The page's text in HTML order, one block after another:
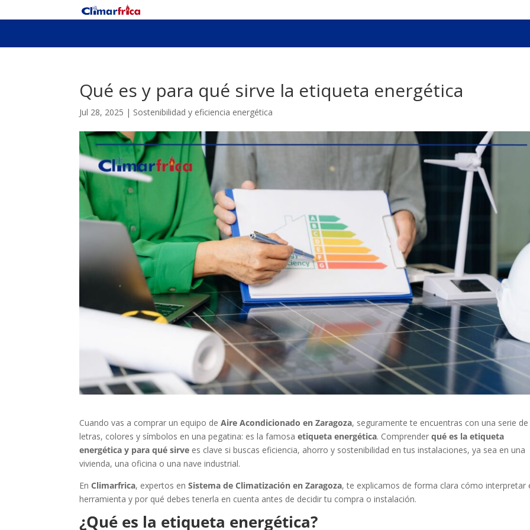
Qué es y para qué sirve la etiqueta energética
Jul 28, 2025 | Sostenibilidad y eficiencia energética
Cuando vas a comprar un equipo deAire Acondicionado en Zaragoza, seguramente te encuentras con una serie de
letras, colores y símbolos en una pegatina: es la famosaetiqueta energética. Comprenderqué es la etiqueta
energética y para qué sirve es clave si buscas eficiencia, ahorro y sostenibilidad en tus instalaciones, ya sea en una
vivienda, una oficina o una nave industrial.
EnClimarfrica, expertos enSistema de Climatización en Zaragoza, te explicamos de forma clara cómo interpretar
herramienta y por qué debes tenerla en cuenta antes de decidir tu compra o instalación.
¿Qué es la etiqueta energética?